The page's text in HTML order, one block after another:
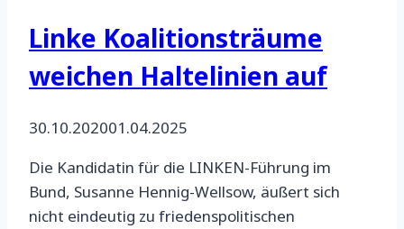
Linke Koalitionsträume
weichen Haltelinien auf
30.10.202001.04.2025
Die Kandidatin für die LINKEN-Führung im
Bund, Susanne Hennig-Wellsow, äußert sich
nicht eindeutig zu friedenspolitischen